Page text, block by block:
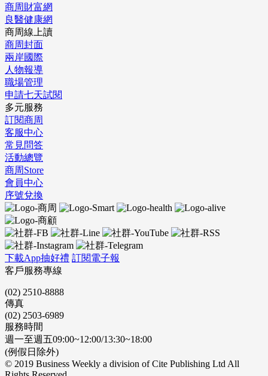
商周財富網
良醫健康網
商周線上讀
商周封面
兩岸國際
人物報導
職場管理
申請七天試閱
多元服務
訂閱商周
客服中心
常見問答
活動總覽
商周Store
會員中心
序號兌換
下載App抽好禮 訂閱電子報
客戶服務專線
(02) 2510-8888
傳真
(02) 2503-6989
服務時間
週一至週五09:00~12:00/13:30~18:00
(例假日除外)
© 2019 Business Weekly a division of Cite Publishing Ltd All